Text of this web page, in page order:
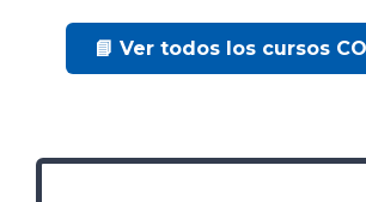
📘 Ver todos los cursos